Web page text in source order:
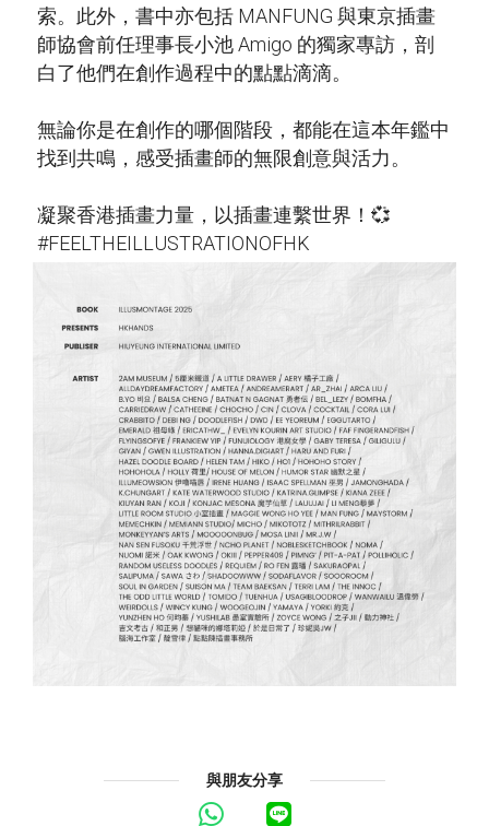
索。此外，書中亦包括 MANFUNG 與東京插畫
師協會前任理事長小池 Amigo 的獨家專訪，剖
白了他們在創作過程中的點點滴滴。
無論你是在創作的哪個階段，都能在這本年鑑中
找到共鳴，感受插畫師的無限創意與活力。
凝聚香港插畫力量，以插畫連繫世界！💞
#FEELTHEILLUSTRATIONOFHK
與朋友分享